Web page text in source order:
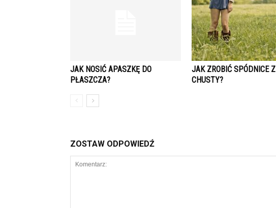
JAK NOSIĆ APASZKĘ DO
PŁASZCZA?
JAK ZROBIĆ SPÓDNICE Z
CHUSTY?
ZOSTAW ODPOWIEDŹ